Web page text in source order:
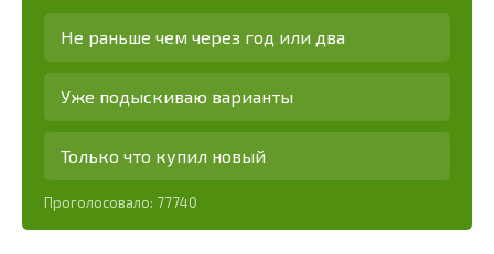
Не раньше чем через год или два
Уже подыскиваю варианты
Только что купил новый
Проголосовало: 77740